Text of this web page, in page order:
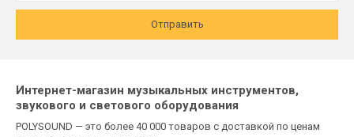
Отправить
Интернет-магазин музыкальных инструментов,
звукового и светового оборудования
POLYSOUND — это более 40 000 товаров с доставкой по ценам